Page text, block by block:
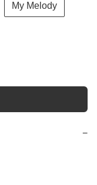
My Melody
−